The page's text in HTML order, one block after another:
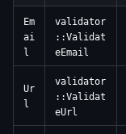
Em
ai
l
validator
::Validat
eEmail
Ur
l
validator
::Validat
eUrl